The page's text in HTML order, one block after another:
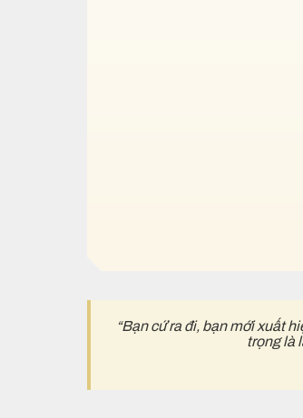
“Bạn cứ ra đi, bạn mới xuất
trọng là